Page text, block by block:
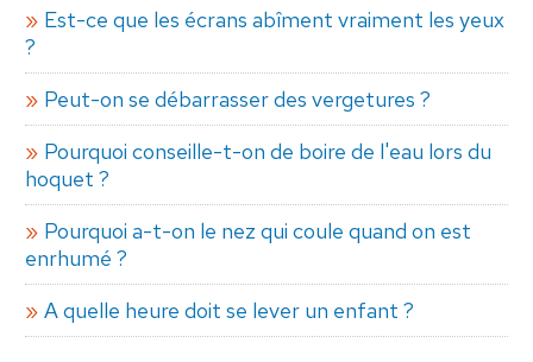
Est-ce que les écrans abîment vraiment les yeux
?
Peut-on se débarrasser des vergetures ?
Pourquoi conseille-t-on de boire de l'eau lors du
hoquet ?
Pourquoi a-t-on le nez qui coule quand on est
enrhumé ?
A quelle heure doit se lever un enfant ?